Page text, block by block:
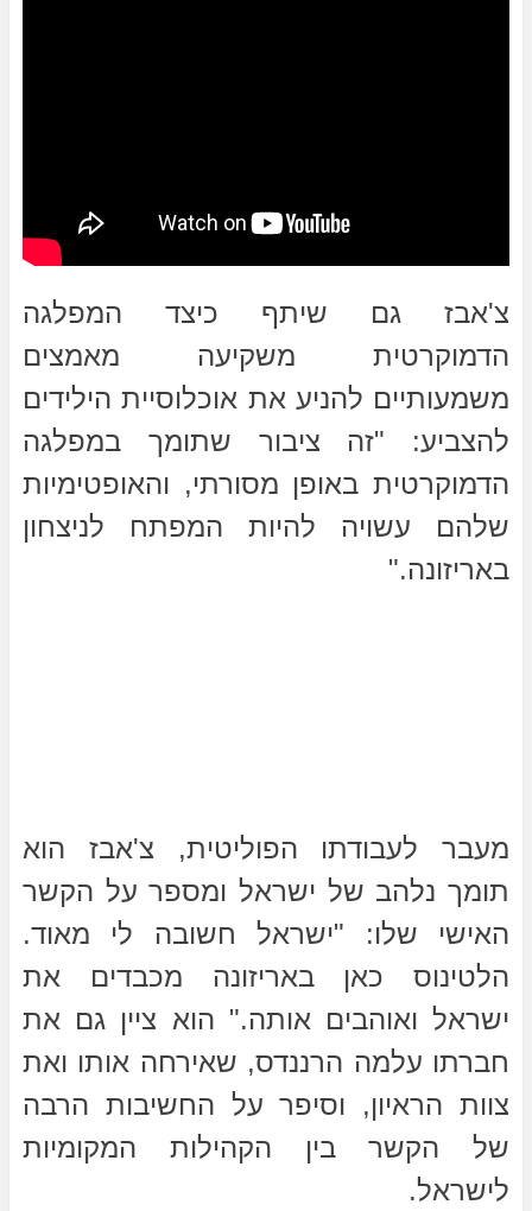
צ'אבז גם שיתף כיצד המפלגה
הדמוקרטית משקיעה מאמצים
משמעותיים להניע את אוכלוסיית הילידים
להצביע: "זה ציבור שתומך במפלגה
הדמוקרטית באופן מסורתי, והאופטימיות
שלהם עשויה להיות המפתח לניצחון
באריזונה."
מעבר לעבודתו הפוליטית, צ'אבז הוא
תומך נלהב של ישראל ומספר על הקשר
האישי שלו: "ישראל חשובה לי מאוד.
הלטינוס כאן באריזונה מכבדים את
ישראל ואוהבים אותה." הוא ציין גם את
חברתו עלמה הרננדס, שאירחה אותו ואת
צוות הראיון, וסיפר על החשיבות הרבה
של הקשר בין הקהילות המקומיות
לישראל.